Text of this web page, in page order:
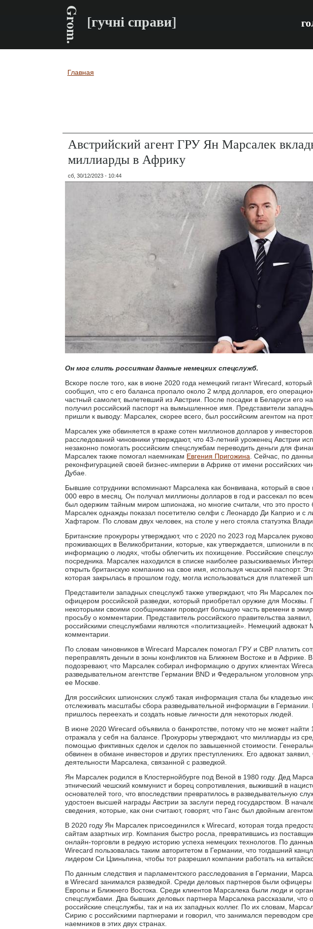
Grom. [гучні справи]
Вы здесь
Главная
Австрийский агент ГРУ Ян Марсалек
миллиарды в Африку
сб, 30/12/2023 - 10:44
Он мог слить россиянам данные немецких спецслужб.
Вскоре после того, как в июне 2020 года немецкий гигант Wirecard,
сообщил, что с его баланса пропало около 2 млрд долларов, его
частный самолет, вылетевший из Австрии. После посадки в Беларуси его
получил российский паспорт на вымышленное имя. Представители
пришли к выводу: Марсалек, скорее всего, был российским агентом на
Марсалек уже обвиняется в краже сотен миллионов долларов у
расследований чиновники утверждают, что 43-летний уроженец Австрии
незаконно помогать российским спецслужбам переводить деньги для
Марсалек также помогал наемникам Евгения Пригожина . Сейчас, по
реконфигурацией своей бизнес-империи в Африке от имени российских
Дубае.
Бывшие сотрудники вспоминают Марсалека как бонвивана, который в
000 евро в месяц. Он получал миллионы долларов в год и рассекал по
был одержим тайным миром шпионажа, но многие считали, что это
Марсалек однажды показал посетителю селфи с Леонардо Ди Каприо и
Хафтаром. По словам двух человек, на столе у него стояла статуэтка
Британские прокуроры утверждают, что с 2020 по 2023 год Марсалек
проживающих в Великобритании, которые, как утверждается, шпионили в
информацию о людях, чтобы облегчить их похищение. Российские
посредника. Марсалек находился в списке наиболее разыскиваемых
открыть британскую компанию на свое имя, используя чешский паспорт.
которая закрылась в прошлом году, могла использоваться для платежей
Представители западных спецслужб также утверждают, что Ян Марсалек
офицером российской разведки, который приобретал оружие для Москвы.
некоторыми своими сообщниками проводит большую часть времени в
просьбу о комментарии. Представитель российского правительства
российскими спецслужбами являются «политизацией». Немецкий адвокат
комментарии.
По словам чиновников в Wirecard Марсалек помогал ГРУ и СВР платить
переправлять деньги в зоны конфликтов на Ближнем Востоке и в Африке.
подозревают, что Марсалек собирал информацию о других клиентах
разведывательном агентстве Германии BND и Федеральном уголовном
ее Москве.
Для российских шпионских служб такая информация стала бы кладезью
отслеживать масштабы сбора разведывательной информации в Германии.
пришлось переехать и создать новые личности для некоторых людей.
В июне 2020 Wirecard объявила о банкротстве, потому что не может
отражала у себя на балансе. Прокуроры утверждают, что миллиарды из
помощью фиктивных сделок и сделок по завышенной стоимости.
обвинен в обмане инвесторов и других преступлениях. Его адвокат
деятельности Марсалека, связанной с разведкой.
Ян Марсалек родился в Клостернойбурге под Веной в 1980 году. Дед
этнический чешский коммунист и борец сопротивления, выживший в
основателей того, что впоследствии превратилось в разведывательную
удостоен высшей награды Австрии за заслуги перед государством. В
сведения, которые, как они считают, говорят, что Ганс был двойным
В 2020 году Ян Марсалек присоединился к Wirecard, которая тогда
сайтам азартных игр. Компания быстро росла, превратившись из
онлайн-торговли в редкую историю успеха немецких технологов. По
Wirecard пользовалась таким авторитетом в Германии, что тогдашний
лидером Си Цзиньпина, чтобы тот разрешил компании работать на
По данным следствия и парламентского расследования в Германии,
в Wirecard занимался разведкой. Среди деловых партнеров были
Европы и Ближнего Востока. Среди клиентов Марсалека были люди и
спецслужбами. Два бывших деловых партнера Марсалека рассказали, что
российские спецслужбы, так и на их западных коллег. По их словам,
Сирию с российскими партнерами и говорил, что занимался переводом
наемников в этих двух странах.